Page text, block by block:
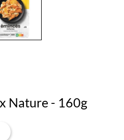
Nature - 160g